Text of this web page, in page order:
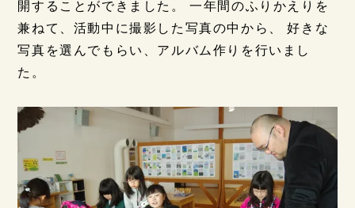
開することができました。 一年間のふりかえりを
兼ねて、活動中に撮影した写真の中から、 好きな
写真を選んでもらい、アルバム作りを行いまし
た。